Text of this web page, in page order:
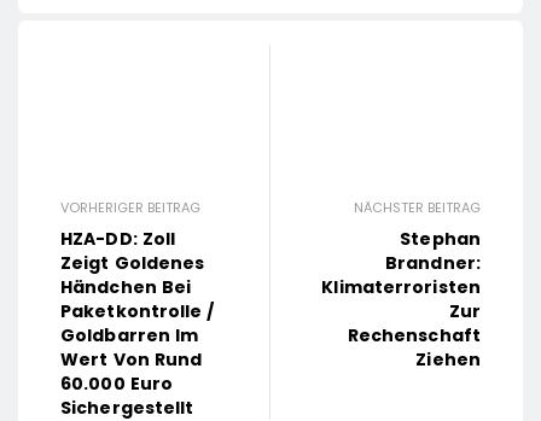
VORHERIGER BEITRAG
HZA-DD: Zoll
Zeigt Goldenes
Händchen Bei
Paketkontrolle /
Goldbarren Im
Wert Von Rund
60.000 Euro
Sichergestellt
NÄCHSTER BEITRAG
Stephan
Brandner:
Klimaterroristen
Zur
Rechenschaft
Ziehen